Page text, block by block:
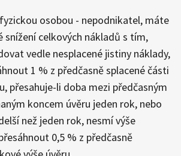
osobou - nepodnikatel, máte
snížení celkových nákladů s tím,
vedle nesplacené jistiny náklady,
1 % z předčasně splacené části
přesahuje-li doba mezi předčasným
koncem úvěru jeden rok, nebo
než jeden rok, nesmí výše
0,5 % z předčasně